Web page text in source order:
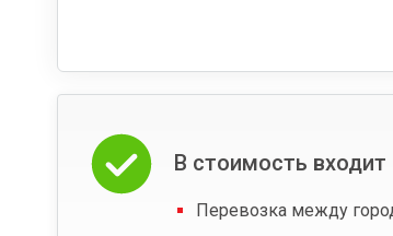
В стоимость входит
Перевозка между